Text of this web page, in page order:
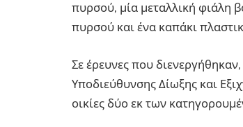
πυρσού, μία μεταλλική φιάλη
πυρσού και ένα καπάκι
Σε έρευνες που
Υποδιεύθυνσης Δίωξης και
οικίες δύο εκ των